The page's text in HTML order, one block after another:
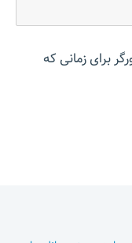
برای زمانی که